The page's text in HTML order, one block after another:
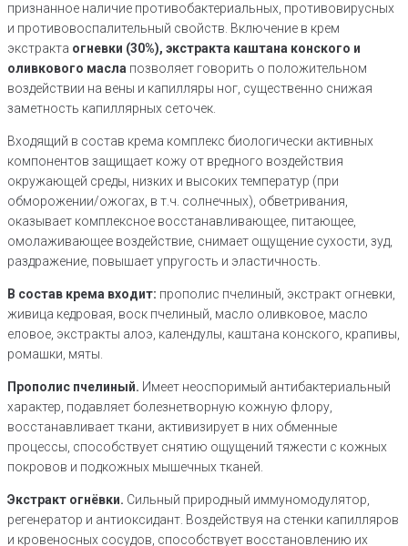
признанное наличие противобактериальных, противовирусных
и противовоспалительный свойств. Включение в крем
экстракта огневки (30%), экстракта каштана конского и
оливкового масла позволяет говорить о положительном
воздействии на вены и капилляры ног, существенно снижая
заметность капиллярных сеточек.
Входящий в состав крема комплекс биологически активных
компонентов защищает кожу от вредного воздействия
окружающей среды, низких и высоких температур (при
обморожении/ожогах, в т.ч. солнечных), обветривания,
оказывает комплексное восстанавливающее, питающее,
омолаживающее воздействие, снимает ощущение сухости, зуд,
раздражение, повышает упругость и эластичность.
В состав крема входит: прополис пчелиный, экстракт огневки,
живица кедровая, воск пчелиный, масло оливковое, масло
еловое, экстракты алоэ, календулы, каштана конского, крапивы,
ромашки, мяты.
Прополис пчелиный. Имеет неоспоримый антибактериальный
характер, подавляет болезнетворную кожную флору,
восстанавливает ткани, активизирует в них обменные
процессы, способствует снятию ощущений тяжести с кожных
покровов и подкожных мышечных тканей.
Экстракт огнёвки. Сильный природный иммуномодулятор,
регенератор и антиоксидант. Воздействуя на стенки капилляров
и кровеносных сосудов, способствует восстановлению их